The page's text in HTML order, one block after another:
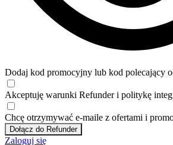
Dodaj kod promocyjny lub kod polecający
Akceptuję warunki Refunder i politykę
Chcę otrzymywać e-maile z ofertami i
Dołącz do Refunder
Zaloguj się